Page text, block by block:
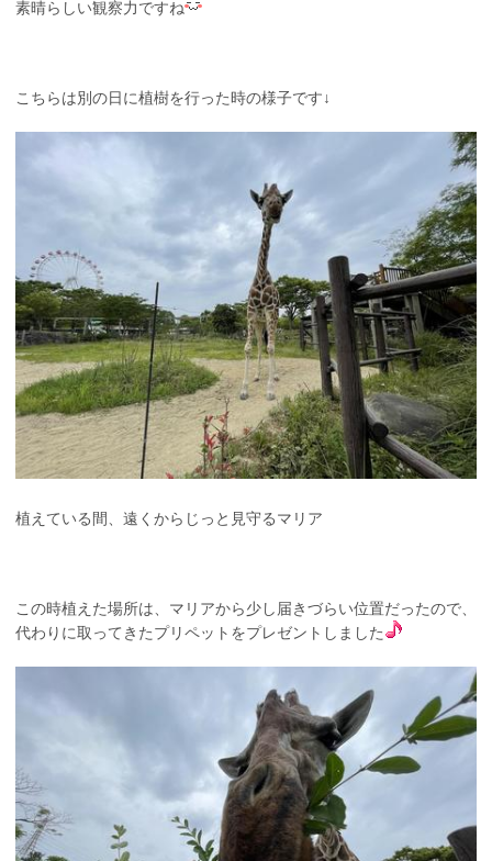
素晴らしい観察力ですね
こちらは別の日に植樹を行った時の様子です↓
植えている間、遠くからじっと見守るマリア
この時植えた場所は、マリアから少し届きづらい位置だったので、
代わりに取ってきたプリペットをプレゼントしました